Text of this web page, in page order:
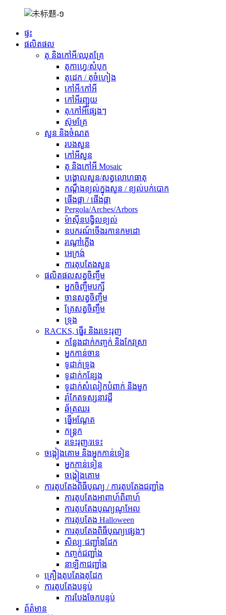
ផ្ទះ
ផលិតផល
តុ និងកៅអី/ឈុតគ្រែ
តុកាហ្វេ/សំបុក
តុដេក / តុចំហៀង
កៅអី/កៅអី
កៅអីរញ្ជួយ
តុ/កៅអីផ្សេងៗ
ស៊ុមគ្រែ
សួន និងចំណត
របងសួន
កៅអីសួន
តុ និងកៅអី Mosaic
បង្គោលសួន/សត្វលោហធាតុ
កណ្តឹងខ្យល់ក្នុងសួន / ខ្យល់បក់បោក
ផើងផ្កា / ផើងផ្កា
Pergola/Arches/Arbors
ម៉ាស៊ីនបង្វិលខ្យល់
ឧបករណ៍ចើងរកានកមដោ
រ​ណ្តៅ​ភ្លើង
អេក្រង់
ការតុបតែងសួន
ផលិតផលសត្វចិញ្ចឹម
អ្នកចិញ្ចឹមបក្សី
ចានសត្វចិញ្ចឹម
គ្រែសត្វចិញ្ចឹម
ទ្រុង
RACKS, ធ្នើរ និងរទេះរុញ
កន្លែងដាក់កញ្ចក់ និងកែវស្រា
អ្នកកាន់ចាន
ទូដាក់ទ្រូង
ទូដាក់កន្សែង
ទូដាក់សំលៀកបំពាក់ និងមួក
រ៉ាកែតទស្សនាវដ្តី
ឆ័ត្រឈរ
ធ្នើអណ្តែត
កន្ត្រក
រទេះរុញ/រទេះ
ចង្កៀងគោម និងអ្នកកាន់ទៀន
អ្នកកាន់ទៀន
ចង្កៀងគោម
ការតុបតែងពិធីបុណ្យ / ការតុបតែងជញ្ជាំង
ការតុបតែងអាពាហ៍ពិពាហ៍
ការតុបតែងបុណ្យណូអែល
ការតុបតែង Halloween
ការតុបតែងពិធីបុណ្យផ្សេងៗ
សិល្បៈជញ្ជាំងដែក
កញ្ចក់ជញ្ជាំង
នាឡិកាជញ្ជាំង
គ្រឿងតុបតែងតុដែក
ការតុបតែងបន្ទប់
ការបែងចែកបន្ទប់
ព័ត៌មាន